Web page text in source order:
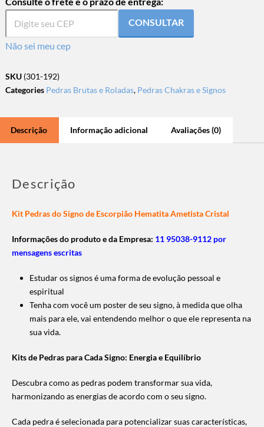
CONSULTAR
Não sei meu cep
SKU (301-192)
Categories Pedras Brutas e Roladas, Pedras Chakras e Signos
Descrição Informação adicional Avaliações (0)
Descrição
Kit Pedras do Signo de Escorpião Hematita Ametista Cristal
Informações do produto e da Empresa: 11 95038-9112 por
mensagens escritas
Estudar os signos é uma forma de evolução pessoal e
espiritual
Tenha com você um poster de seu signo, à medida que olha
mais para ele, vai entendendo melhor o que ele representa na
sua vida.
Kits de Pedras para Cada Signo: Energia e Equilíbrio
Descubra como as pedras podem transformar sua vida,
harmonizando as energias de acordo com o seu signo.
Cada pedra é selecionada para potencializar suas características,